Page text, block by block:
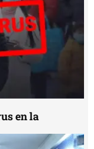
en la